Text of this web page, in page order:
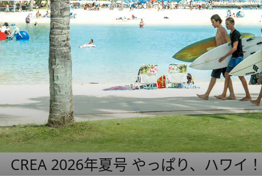
CREA 2026年夏号 やっぱり、ハワイ